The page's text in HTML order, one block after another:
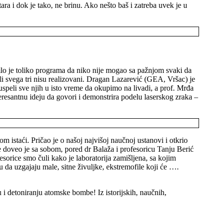
i dok je tako, ne brinu. Ako nešto baš i zatreba uvek je u
je toliko programa da niko nije mogao sa pažnjom svaki da
svega tri nisu realizovani. Dragan Lazarević (GEA, Vršac) je
sve njih u isto vreme da okupimo na livadi, a prof. Mrđa
ideju da govori i demonstrira podelu laserskog zraka –
istaći. Pričao je o našoj najvišoj naučnoj ustanovi i otkrio
je sa sobom, pored dr Balaža i profesoricu Tanju Berić
smo čuli kako je laboratorija zamišljena, sa kojim
da uzgajaju male, sitne živuljke, ekstremofile koji će ….
i detoniranju atomske bombe! Iz istorijskih, naučnih,